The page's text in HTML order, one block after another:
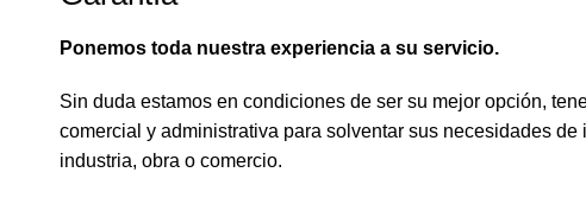
Ponemos toda nuestra experiencia a su servicio.
Sin duda estamos en condiciones de ser su mejor opción,
comercial y administrativa para solventar sus necesidades de
industria, obra o comercio.